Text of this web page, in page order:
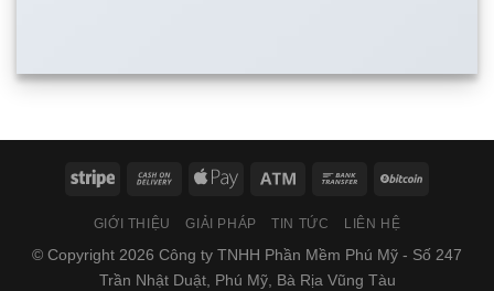
GIỚI THIỆU GIẢI PHÁP TIN TỨC LIÊN HỆ
© Copyright 2026 Công ty TNHH Phần Mềm Phú Mỹ - Số 247
Trần Nhật Duật, Phú Mỹ, Bà Rịa Vũng Tàu